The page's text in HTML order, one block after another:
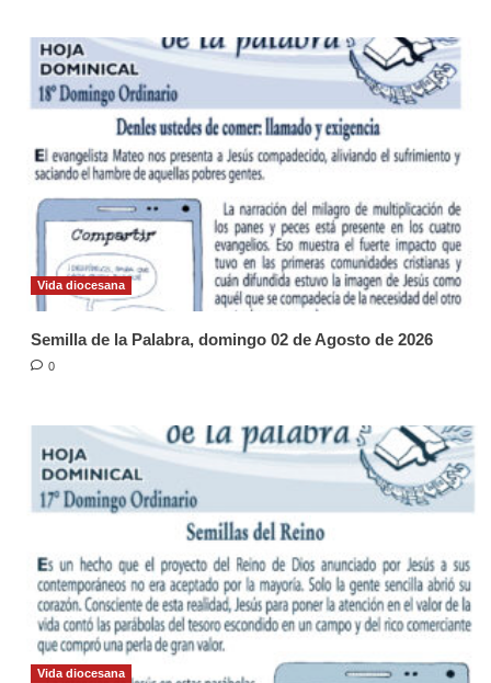
Vida diocesana
Semilla de la Palabra, domingo 02 de Agosto de 2026
0
Vida diocesana